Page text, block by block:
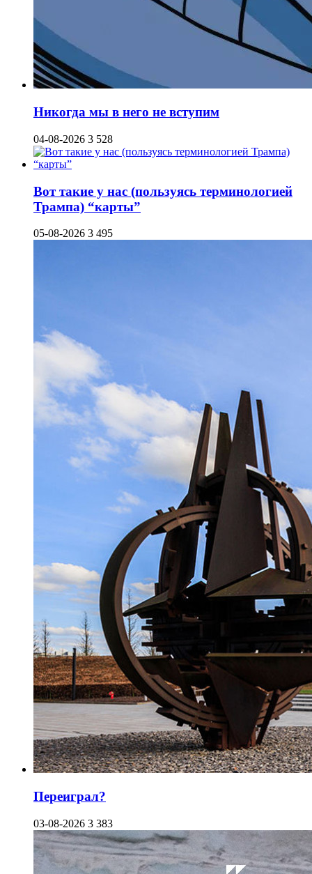
Никогда мы в него не вступим
04-08-2026 3 528
Вот такие у нас (пользуясь терминологией
Трампа) “карты”
05-08-2026 3 495
Переиграл?
03-08-2026 3 383